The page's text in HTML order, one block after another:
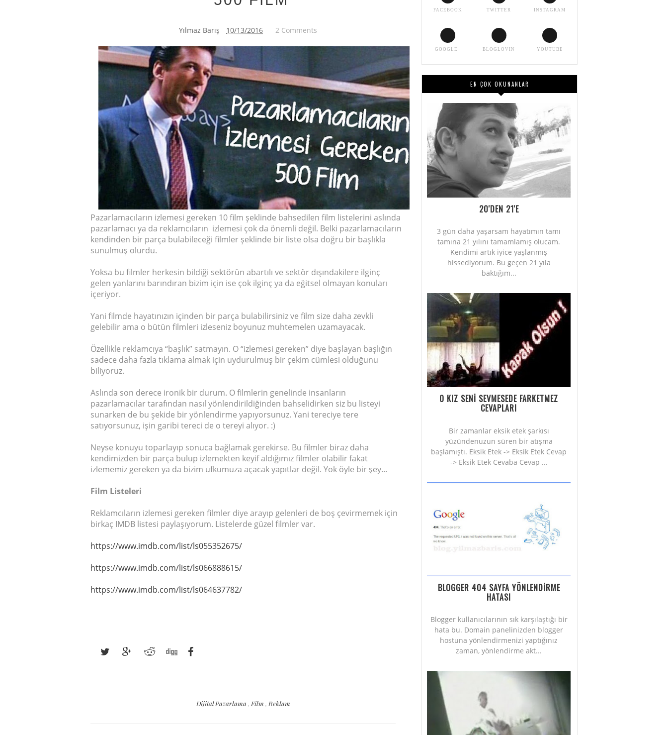
Yılmaz Barış 10/13/2016 2 Comments
Pazarlamacıların izlemesi gereken 10 film şeklinde bahsedilen film listelerini aslında
pazarlamacı ya da reklamcıların izlemesi çok da önemli değil. Belki pazarlamacıların
kendinden bir parça bulabileceği filmler şeklinde bir liste olsa doğru bir başlıkla
sunulmuş olurdu.
Yoksa bu filmler herkesin bildiği sektörün abartılı ve sektör dışındakilere ilginç
gelen yanlarını barındıran bizim için ise çok ilginç ya da eğitsel olmayan konuları
içeriyor.
Yani filmde hayatınızın içinden bir parça bulabilirsiniz ve film size daha zevkli
gelebilir ama o bütün filmleri izleseniz boyunuz muhtemelen uzamayacak.
Özellikle reklamcıya “başlık” satmayın. O “izlemesi gereken” diye başlayan başlığın
sadece daha fazla tıklama almak için uydurulmuş bir çekim cümlesi olduğunu
biliyoruz.
Aslında son derece ironik bir durum. O filmlerin genelinde insanların
pazarlamacılar tarafından nasıl yönlendirildiğinden bahselidirken siz bu listeyi
sunarken de bu şekide bir yönlendirme yapıyorsunuz. Yani tereciye tere
satıyorsunuz, işin garibi tereci de o tereyi alıyor. :)
Neyse konuyu toparlayıp sonuca bağlamak gerekirse. Bu filmler biraz daha
kendimizden bir parça bulup izlemekten keyif aldığımız filmler olabilir fakat
izlememiz gereken ya da bizim ufkumuza açacak yapıtlar değil. Yok öyle bir şey...
Film Listeleri
Reklamcıların izlemesi gereken filmler diye arayıp gelenleri de boş çevirmemek için
birkaç IMDB listesi paylaşıyorum. Listelerde güzel filmler var.
https://www.imdb.com/list/ls055352675/
https://www.imdb.com/list/ls066888615/
https://www.imdb.com/list/ls064637782/
Dijital Pazarlama , Film , Reklam
FACEBOOK TWITTER INSTAGRAM
GOOGLE+ BLOGLOVIN YOUTUBE
EN ÇOK OKUNANLAR
20'DEN 21'E
3 gün daha yaşarsam hayatımın tamı
tamına 21 yılını tamamlamış olucam.
Kendimi artık iyice yaşlanmış
hissediyorum. Bu geçen 21 yıla
baktığım...
O KIZ SENİ SEVMESEDE FARKETMEZ
CEVAPLARI
Bir zamanlar eksik etek şarkısı
yüzündenuzun süren bir atışma
başlamıştı. Eksik Etek -> Eksik Etek Cevap
-> Eksik Etek Cevaba Cevap ...
BLOGGER 404 SAYFA YÖNLENDİRME
HATASI
Blogger kullanıcılarının sık karşılaştığı bir
hata bu. Domain panelinizden blogger
hostuna yönlendirmenizi yaptığınız
zaman, yönlendirme akt...